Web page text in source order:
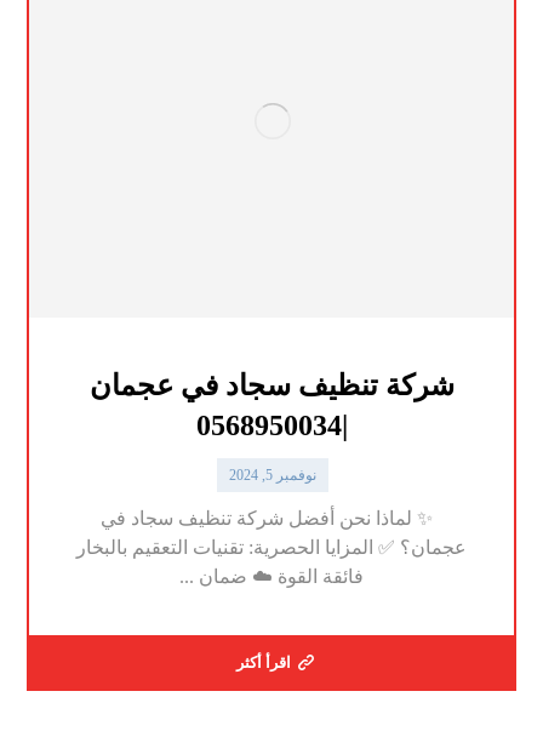
شركة تنظيف سجاد في عجمان
|0568950034
نوفمبر 5, 2024
✨ لماذا نحن أفضل شركة تنظيف سجاد في
عجمان؟ ✅ المزايا الحصرية: تقنيات التعقيم بالبخار
فائقة القوة ☁️ ضمان ...
اقرأ أكثر